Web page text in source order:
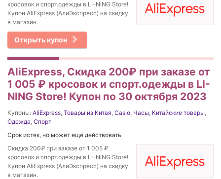
кросовок и спорт.одежды в LI-NING Store!
Купон AliExpress (АлиЭкспресс) на скидку
в магазин.
Открыть купон
AliExpress, Скидка 200₽ при заказе от
1 005 ₽ кросовок и спорт.одежды в LI-
NING Store! Купон по 30 октября 2023
Купоны: AliExpress, Товары из Китая, Casio, Часы, Китайские товары,
Одежда, Спорт
Срок истек, но может ещё действовать
Скидка 200₽ при заказе от 1 005 ₽
кросовок и спорт.одежды в LI-NING Store!
Купон AliExpress (АлиЭкспресс) на скидку
в магазин.